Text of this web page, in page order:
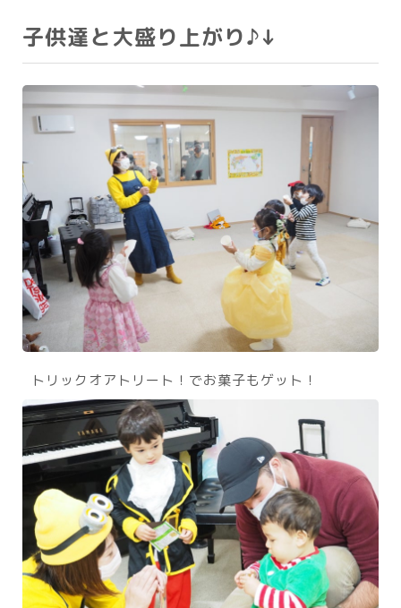
子供達と大盛り上がり♪↓
トリックオアトリート！でお菓子もゲット！